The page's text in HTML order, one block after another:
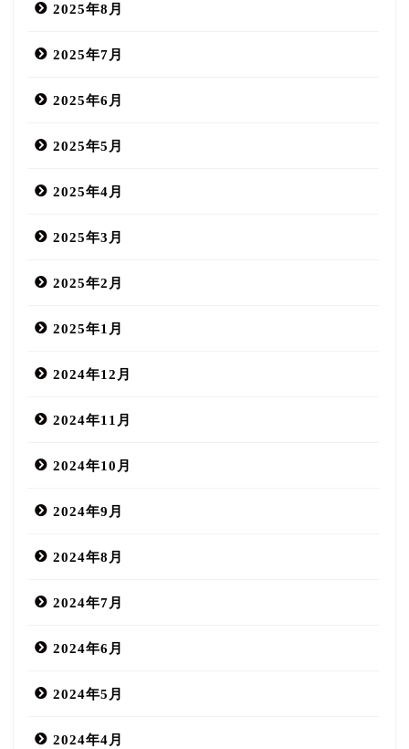
2025年8月
2025年7月
2025年6月
2025年5月
2025年4月
2025年3月
2025年2月
2025年1月
2024年12月
2024年11月
2024年10月
2024年9月
2024年8月
2024年7月
2024年6月
2024年5月
2024年4月